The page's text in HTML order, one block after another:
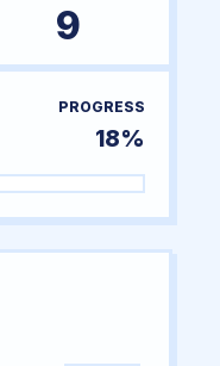
9
PROGRESS
18%